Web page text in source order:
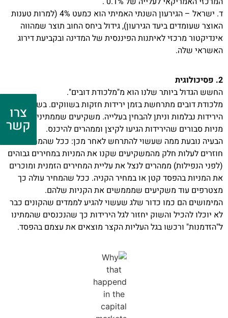
ד. ישראל – הגירעון השנתי האמיתי הוא כמעט 4% (למרות טענות
האוצר שעומדים ביעד הגירעון), גידול ביחס החוב תוצר שמהווה
אינדיקטור מרכזי לאיתנות הפיננסית של המדינה ובקביעת דירוג
האשראי שלה.
2. פסיכולוגית
החשש הגדול ביותר שלנו הוא מ"מלכודת דובים".
מלכודת דובים מתרחשת בזמן ירידות חזקות בשווקים. בשלב מסוים
הירידות נבלמות וניתן להבחין בעלייה. משקיעים שממתינים לאיסוף
מניות סבורים שהירידות הגיעו לקיצן וממהרים להיכנס.
הבעיה נובעת ממה שעשוי להתרחש לאחר מכן: ככל שהמחירים
חוזרים לעלות חלק מהמשקיעים שקנו את המניות במחירים גבוהים
(לפני הנפילות) ממהרים לנצל את עליית המחירים הזמנית ומוכרים
את המניות בהפסד קטן או במחיר הקניה. ככל שהמחיר עולה כך
מצטרפים עוד משקיעים שמממשים את הקניות שלהם.
המימושים הם כמו כדור שלג שעשוי להגיע לממדים שהקונים כבר
לא יוכלו להכיל והשוק יחזור לגל הירידות כך שהנכנסים שהמתינו
ל"הזדמנות" ורכשו בגל העליות הקצר מוצאים את עצמם בהפסד.
צרו
קשר